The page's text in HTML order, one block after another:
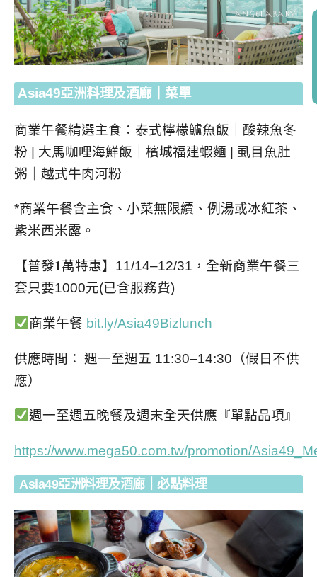
Asia49亞洲料理及酒廊｜菜單
商業午餐精選主食：泰式檸檬鱸魚飯 ｜酸辣魚冬
粉 | 大馬咖哩海鮮飯 ｜檳城福建蝦麵 | 虱目魚肚
粥 ｜越式牛肉河粉
*商業午餐含主食、小菜無限續、例湯或冰紅茶、
紫米西米露。
【普發𝟏萬特惠】 11/14–12/31 ，全新商業午餐三
套只要1000元(已含服務費)
商業午餐 bit.ly/Asia49Bizlunch
供應時間： 週一至週五 11:30–14:30 （假日不供
應）
週一至週五晚餐及週末全天供應 『單點品項』
https://www.mega50.com.tw/promotion/
Asia49亞洲料理及酒廊｜必點料理